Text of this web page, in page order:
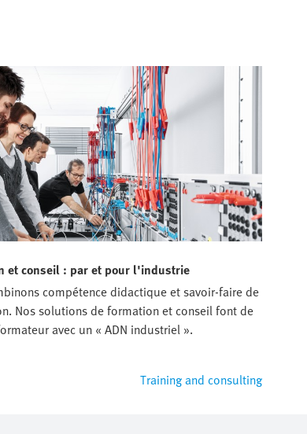
et conseil : par et pour l'industrie
compétence didactique et savoir-faire de
Nos solutions de formation et conseil font de
avec un « ADN industriel ».
Training and consulting